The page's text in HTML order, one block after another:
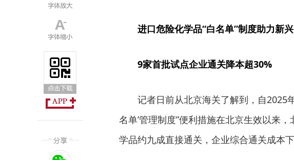
进口危险化学品“白名单”制度助力新
9家首批试点企业通关降本超30%
记者日前从北京海关了解到，自2025
名单’管理制度”便利措施在北京生效以来
学品约九成直接通关，企业综合通关成本下